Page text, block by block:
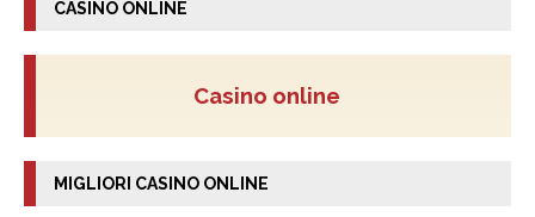
CASINO ONLINE
Casino online
MIGLIORI CASINO ONLINE